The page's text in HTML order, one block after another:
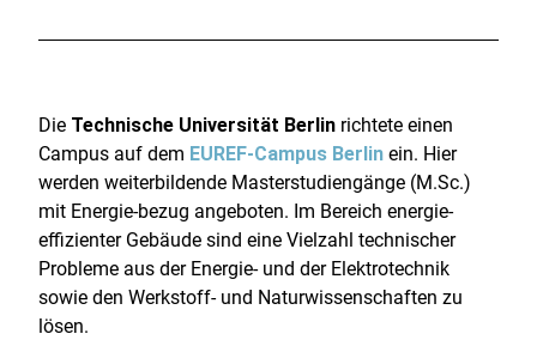
Die Technische Universität Berlin richtete einen
Campus auf dem EUREF-Campus Berlin ein. Hier
werden weiterbildende Masterstudiengänge (M.Sc.)
mit Energie-bezug angeboten. Im Bereich energie-
effizienter Gebäude sind eine Vielzahl technischer
Probleme aus der Energie- und der Elektrotechnik
sowie den Werkstoff- und Naturwissenschaften zu
lösen.